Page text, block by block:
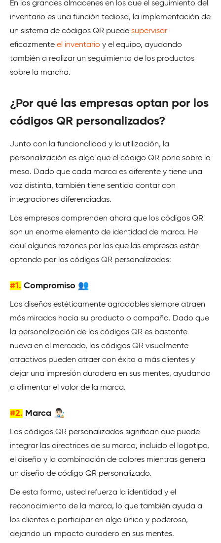
En los grandes almacenes en los que el seguimiento del
inventario es una función tediosa, la implementación de
un sistema de códigos QR puede supervisar
eficazmente el inventario y el equipo, ayudando
también a realizar un seguimiento de los productos
sobre la marcha.
¿Por qué las empresas optan por los
códigos QR personalizados?
Junto con la funcionalidad y la utilización, la
personalización es algo que el código QR pone sobre la
mesa. Dado que cada marca es diferente y tiene una
voz distinta, también tiene sentido contar con
integraciones diferenciadas.
Las empresas comprenden ahora que los códigos QR
son un enorme elemento de identidad de marca. He
aquí algunas razones por las que las empresas están
optando por los códigos QR personalizados:
#1. Compromiso 👥
Los diseños estéticamente agradables siempre atraen
más miradas hacia su producto o campaña. Dado que
la personalización de los códigos QR es bastante
nueva en el mercado, los códigos QR visualmente
atractivos pueden atraer con éxito a más clientes y
dejar una impresión duradera en sus mentes, ayudando
a alimentar el valor de la marca.
#2. Marca 👨🏻‍🎨
Los códigos QR personalizados significan que puede
integrar las directrices de su marca, incluido el logotipo,
el diseño y la combinación de colores mientras genera
un diseño de código QR personalizado.
De esta forma, usted refuerza la identidad y el
reconocimiento de la marca, lo que también ayuda a
los clientes a participar en algo único y poderoso,
dejando un impacto duradero en sus mentes.